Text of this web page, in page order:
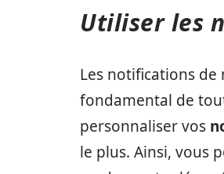
Utiliser les
Les notifications
fondamental de
personnaliser vos
le plus. Ainsi, vous